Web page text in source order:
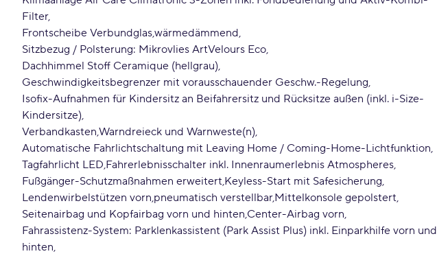
Filter
Frontscheibe Verbundglaswärmedämmend
Sitzbezug / Polsterung: Mikrovlies ArtVelours Eco
Dachhimmel Stoff Ceramique (hellgrau)
Geschwindigkeitsbegrenzer mit vorausschauender Geschw.-Regelung
Isofix-Aufnahmen für Kindersitz an Beifahrersitz und Rücksitze außen (inkl. i-Size-
Kindersitze)
Verbandkasten Warndreieck und Warnweste(n)
Automatische Fahrlichtschaltung mit Leaving Home / Coming-Home-Lichtfunktion
Tagfahrlicht LED Fahrerlebnisschalter inkl. Innenraumerlebnis Atmospheres
Fußgänger-Schutzmaßnahmen erweitert Keyless-Start mit Safesicherung
Lendenwirbelstützen vorn pneumatisch verstellbar Mittelkonsole gepolstert
Seitenairbag und Kopfairbag vorn und hinten Center-Airbag vorn
Fahrassistenz-System: Parklenkassistent (Park Assist Plus) inkl. Einparkhilfe vorn und
hinten